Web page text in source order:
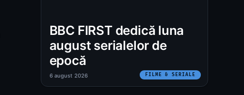
BBC FIRST dedică luna
august serialelor de
epocă
FILME & SERIALE
6 august 2026